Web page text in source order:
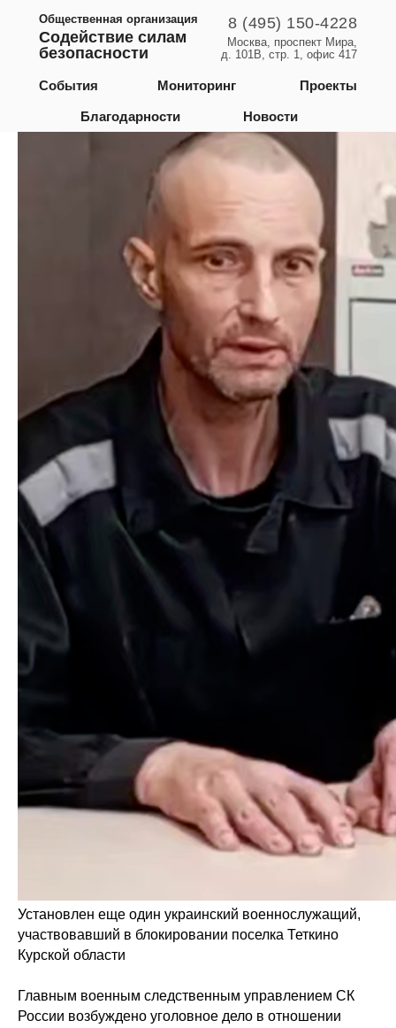
8 (495) 150-4228
Общественная организация
Содействие силам
безопасности
Мониторинг
События
Благодарности Новости
Проекты
Москва, проспект Мира,
д. 101В, стр. 1, офис 417
Установлен еще один украинский военнослужащий,
участвовавший в блокировании поселка Теткино
Курской области
Главным военным следственным управлением СК
России возбуждено уголовное дело в отношении